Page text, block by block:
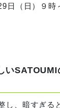
（日）９時
い
暗すぎると